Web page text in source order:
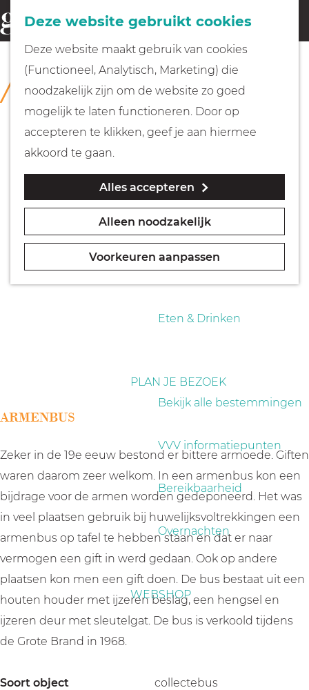
Deze website gebruikt cookies
Deze website maakt gebruik van cookies
(Functioneel, Analytisch, Marketing) die
noodzakelijk zijn om de website zo goed
mogelijk te laten functioneren. Door op
accepteren te klikken, geef je aan hiermee
akkoord te gaan.
Alles accepteren
Alleen noodzakelijk
Voorkeuren aanpassen
G
a
Fietsen
Wandelen
Geocachen
Naar het museum
Eten & Drinken
PLAN JE BEZOEK
Bekijk alle bestemmingen
VVV informatiepunten
Bereikbaarheid
Overnachten
WEBSHOP
o
e
k
e
n
COLLECTIE
Museum Weesp
ARMENBUS
Zeker in de 19e eeuw bestond er bittere armoede. Giften
waren daarom zeer welkom. In een armenbus kon een
bijdrage voor de armen worden gedeponeerd. Het was
in veel plaatsen gebruik bij huwelijksvoltrekkingen een
armenbus op tafel te hebben staan en dat er naar
vermogen een gift in werd gedaan. Ook op andere
plaatsen kon men een gift doen. De bus bestaat uit een
houten houder met ijzeren beslag, een hengsel en
ijzeren deur met sleutelgat. De bus is verkoold tijdens
de Grote Brand in 1968.
Soort object
collectebus